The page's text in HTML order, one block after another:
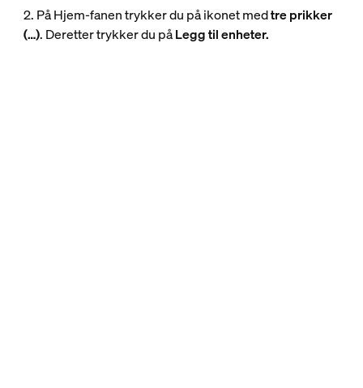
2. På Hjem-fanen trykker du på ikonet medtre prikker
(…). Deretter trykker du påLegg til enheter.